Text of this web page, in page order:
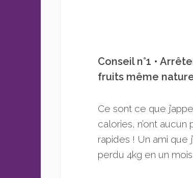
Conseil n°1 •
fruits même
Ce sont ce que
calories, n’ont
rapides ! Un ami que
perdu 4kg en un